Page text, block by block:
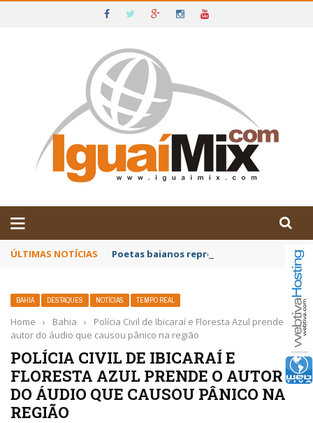
IGUAÍ E SUDOESTE DA BAHIA
ÚLTIMAS NOTÍCIAS Poetas baianos representam o Brasil no
BAHIA DESTAQUES NOTÍCIAS TEMPO REAL
Home › Bahia ›
Polícia Civil de Ibicaraí e Floresta Azul prende o
autor do áudio que causou pânico na região
POLÍCIA CIVIL DE IBICARAÍ E
FLORESTA AZUL PRENDE O AUTOR
DO ÁUDIO QUE CAUSOU PÂNICO NA
REGIÃO